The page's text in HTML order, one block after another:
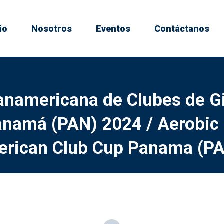
Nosotros Eventos Contáctanos
de Clubes de
(PAN) 2024 /
Club Cup Panama